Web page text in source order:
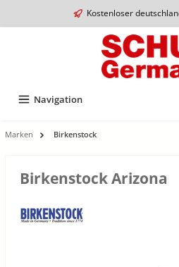
Kostenloser
Navigation
Marken Birkenstock
Birkenstock Arizona